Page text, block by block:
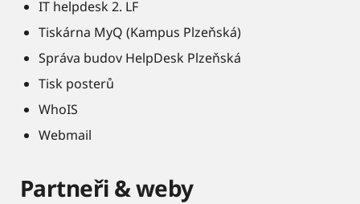
IT helpdesk 2. LF
Tiskárna MyQ (Kampus Plzeňská)
Správa budov HelpDesk Plzeňská
Tisk posterů
WhoIS
Webmail
Partneři & weby